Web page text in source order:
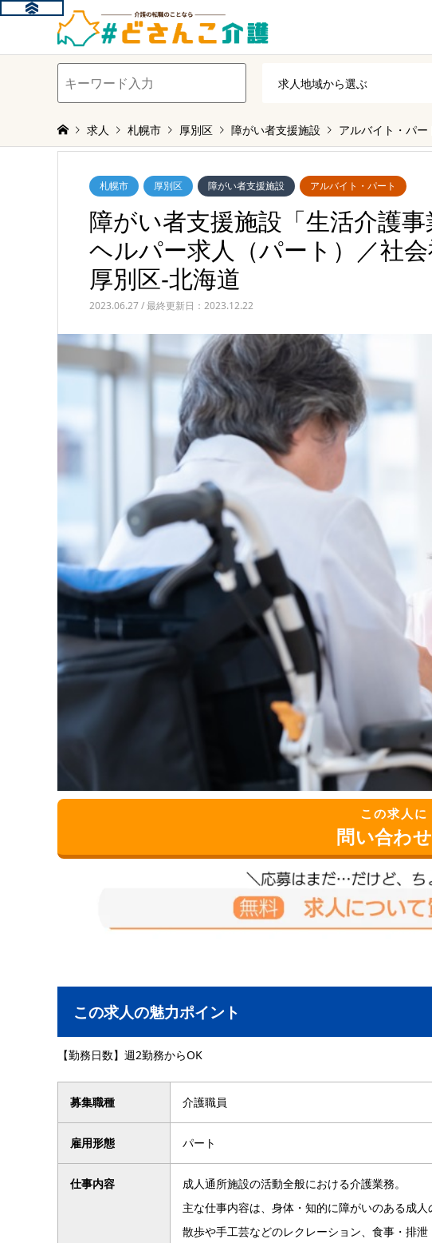
求人 札幌市 厚別区 障がい者支援施設 アルバイト・パー
札幌市 厚別区 障がい者支援施設 アルバイト・パート
障がい者支援施設「生活介護
ヘルパー求人（パート）／社
厚別区‐北海道
2023.06.27 / 最終更新日：2023.12.22
この求人に
問い合わ
この求人の魅力ポイント
【勤務日数】週2勤務からOK
募集職種 介護職員
雇用形態 パート
仕事内容
成人通所施設の活動全般における介護業務。
主な仕事内容は、身体・知的に障がいのある成人
散歩や手工芸などのレクレーション、食事・排泄